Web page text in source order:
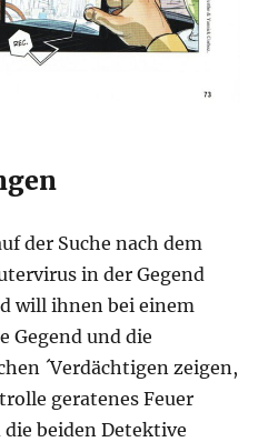
der Suche nach dem
in der Gegend
will ihnen bei einem
Gegend und die
´Verdächtigen zeigen,
geratenes Feuer
beiden Detektive